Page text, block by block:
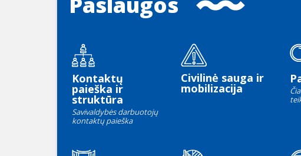
Kontaktų
paieška ir
struktūra
Savivaldybės darbuotojų
kontaktų paieška
Civilinė sauga ir
mobilizacija